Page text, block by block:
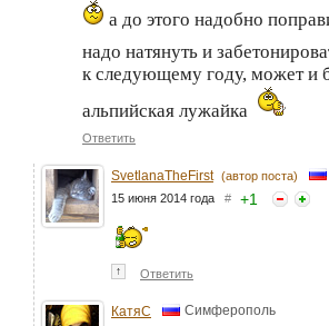
а до этого надобно
надо натянуть и
к следующему году, может и
альпийская лужайка
Ответить
SvetlanaTheFirst (автор поста)
15 июня 2014 года # +1
↑ Ответить
КатяС Симферополь